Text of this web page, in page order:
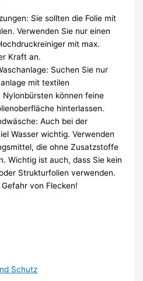
Sie sollten die Folie mit
Verwenden Sie nur einen
mit max.
Kraft an.
Suchen Sie nur
mit textilen
Nylonbürsten können feine
hinterlassen.
Auch bei der
Wasser wichtig. Verwenden
die ohne Zusatzstoffe
Wichtig ist auch, dass Sie kein
Strukturfolien verwenden.
von Flecken!
Schutz